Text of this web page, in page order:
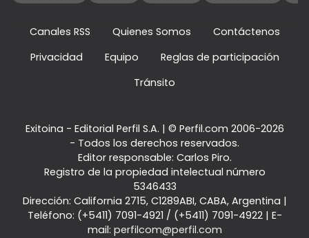
Canales RSS Quienes Somos
Contáctenos
Privacidad
Equipo
Reglas de participación
Tránsito
Exitoina - Editorial Perfil S.A. | © Perfil.com 2006-2026
- Todos los derechos reservados.
Editor responsable: Carlos Piro.
Registro de la propiedad intelectual número
5346433
Dirección: California 2715, C1289ABI, CABA, Argentina |
Teléfono: (+5411) 7091-4921 / (+5411) 7091-4922| E-
mail: perfilcom@perfil.com